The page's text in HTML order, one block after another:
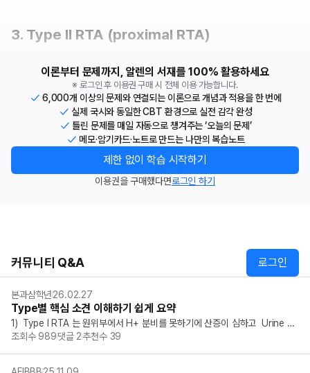
3. Type II RTA (proximal RTA)
이론부터 문제까지, 알렌의 서재를 100% 활용하세요
※ 로그인 후 이용권 구매 시 전체 이용 가능합니다.
6,000개 이상의 문제와 연결되는 이론으로 개념과 적용을 한 번에
실제 국시와 동일한 CBT 환경으로 실전 감각 완성
틀린 문제를 매일 자동으로 챙겨주는 ‘오늘의 문제’
메모·암기카드·노트로 만드는 나만의 복습노트
제한 없이 학습 시작하기
이용권을 구매했다면로그인 하기
커뮤니티 Q&A 로그인
본과삼학년26.02.27
Type별 핵심 소견 이해하기 쉽게 요약
1)  Type I RTA 는 원위부에서 H+ 분비를 못하기에 산증이 심하고  Urine p
H 가 다른 RTA보다 높음. 칼슘은 알칼리 환경에서 결정을 만들기에  요로결석
조회수 989댓글 2추천수 39